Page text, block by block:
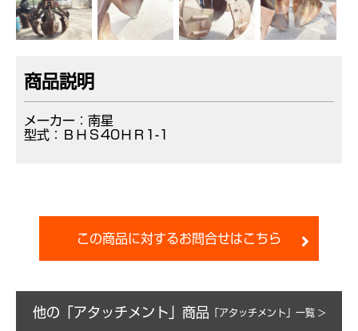
商品説明
メーカー：南星
型式：ＢＨＳ40ＨＲ1-1
この商品に対するお問合せはこちら
他の「アタッチメント」商品 「アタッチメント」一覧 >